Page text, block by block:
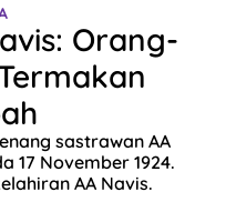
Orang-
sastrawan AA
17 November 1924.
AA Navis.